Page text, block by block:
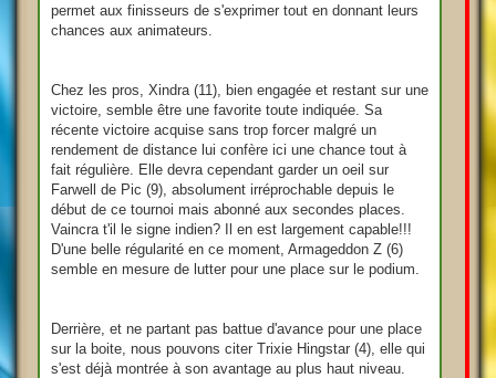
permet aux finisseurs de s'exprimer tout en donnant leurs
chances aux animateurs.
Chez les pros, Xindra (11), bien engagée et restant sur une
victoire, semble être une favorite toute indiquée. Sa
récente victoire acquise sans trop forcer malgré un
rendement de distance lui confère ici une chance tout à
fait régulière. Elle devra cependant garder un oeil sur
Farwell de Pic (9), absolument irréprochable depuis le
début de ce tournoi mais abonné aux secondes places.
Vaincra t'il le signe indien? Il en est largement capable!!!
D'une belle régularité en ce moment, Armageddon Z (6)
semble en mesure de lutter pour une place sur le podium.
Derrière, et ne partant pas battue d'avance pour une place
sur la boite, nous pouvons citer Trixie Hingstar (4), elle qui
s'est déjà montrée à son avantage au plus haut niveau.